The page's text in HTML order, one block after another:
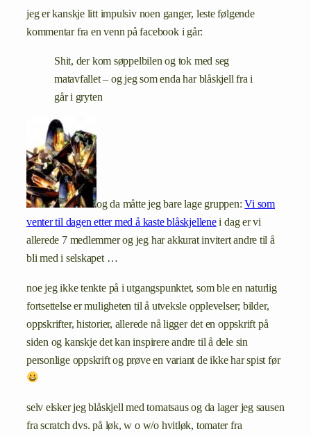
jeg er kanskje litt impulsiv noen ganger, leste følgende
kommentar fra en venn på facebook i går:
Shit, der kom søppelbilen og tok med seg
matavfallet – og jeg som enda har blåskjell fra i
går i gryten
og da måtte jeg bare lage gruppen:Vi som
venter til dagen etter med å kaste blåskjellenei dag er vi
allerede 7 medlemmer og jeg har akkurat invitert andre til å
bli med i selskapet …
noe jeg ikke tenkte på i utgangspunktet, som ble en naturlig
fortsettelse er muligheten til å utveksle opplevelser; bilder,
oppskrifter, historier, allerede nå ligger det en oppskrift på
siden og kanskje det kan inspirere andre til å dele sin
personlige oppskrift og prøve en variant de ikke har spist før
selv elsker jeg blåskjell med tomatsaus og da lager jeg sausen
fra scratch dvs. på løk, w o w/o hvitløk, tomater fra